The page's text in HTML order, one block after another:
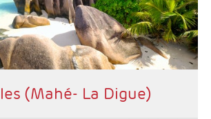
(Mahé- La Digue)